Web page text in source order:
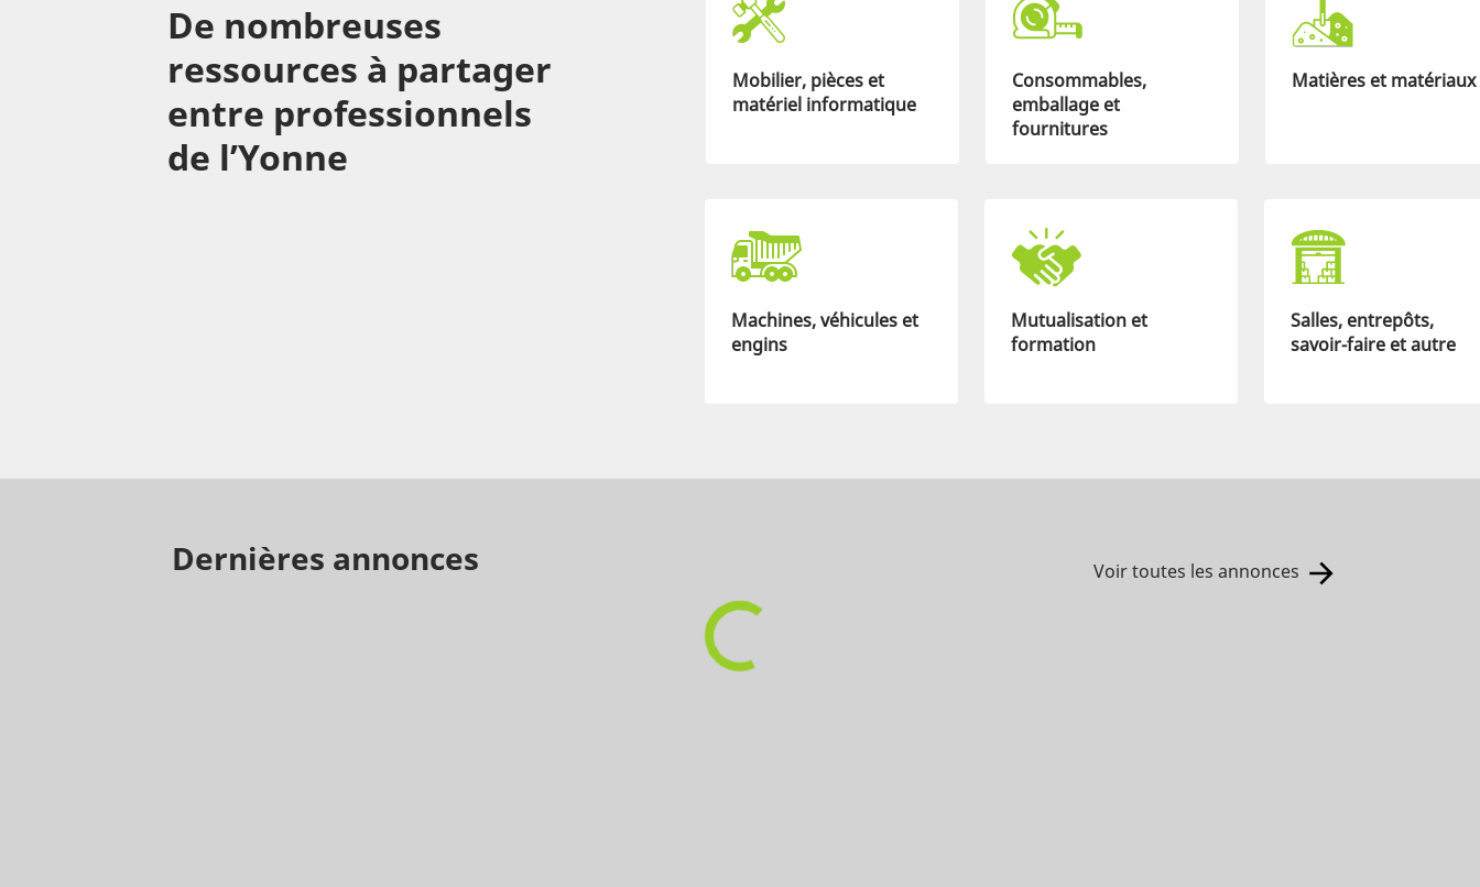
De nombreuses
ressources à partager
entre professionnels
de l’Yonne
Mobilier, pièces et
matériel informatique
Consommables,
emballage et
fournitures
Matières et matériaux
Machines, véhicules et
engins
Mutualisation et
formation
Salles, entrepôts,
savoir-faire et autre
Dernières annonces Voir toutes les annonces